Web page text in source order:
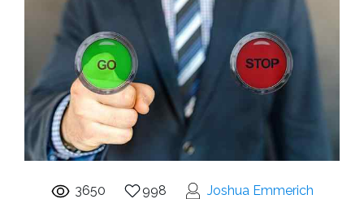
3650 998 Joshua Emmerich